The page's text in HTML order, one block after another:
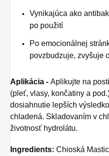
Vynikajúca ako
po použití
Po emocionálnej
povzbudzuje, zvyšuje
Aplikácia - Aplikujte na
(pleť, vlasy, končatiny a
dosiahnutie lepších
chladená. Skladovaním v
životnosť hydrolátu.
Ingredients: Chioská